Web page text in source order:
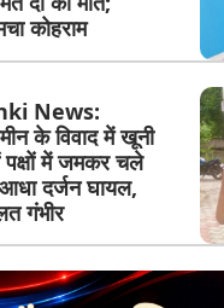
कोहराम
News:
के विवाद में खूनी
पक्षों में जमकर चले
दर्जन घायल,
गंभीर